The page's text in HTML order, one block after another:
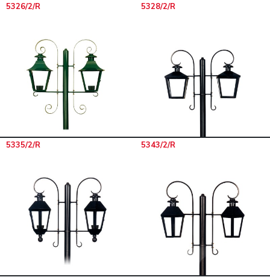
5326/2/R 5328/2/R
5335/2/R 5343/2/R